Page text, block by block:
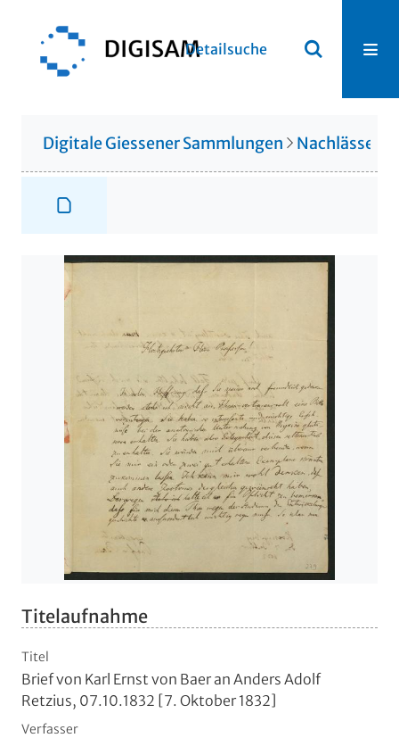
Detailsuche
Digitale Giessener Sammlungen Nachlässe
Titelaufnahme
Titel
Brief von Karl Ernst von Baer an Anders Adolf
Retzius, 07.10.1832 [7. Oktober 1832]
Verfasser